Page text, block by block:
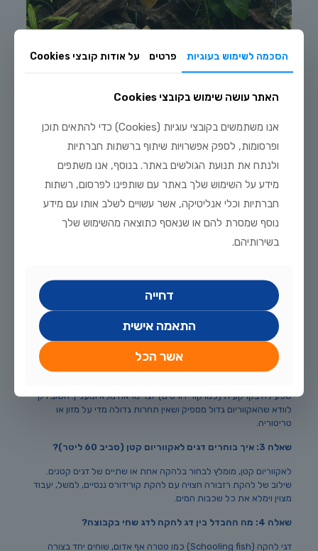
7. ברבוס דובדבן (Cherry Barb)
התוקפניים, ברבוס הדובדבן הוא דג עדין ושליו, במיוחד כאשר מוחזק
ומוכנים לרבייה, ומהווים תוספת צבע מדהימה ורגועה לאקווריום קהילתי.
לאקווריומים גדולים יותר (120 ליטר ומעלה), טטרה קונגו היא בחירה
מלכותית. סנפיריהם הארוכים והמתנפנפים וצבעי הקשת המשתנים על
גופם יוצרים מראה דרמטי ומרשים. הם גדולים יחסית לדגי להקה אחרים,
אך שלווים לחלוטין ומהווים "דג ראווה" נהדר.
שאלות נפוצות
שאלה 1: מה הגודל המינימלי המומלץ ללהקה?
עבור רוב דגי הלהקה הקטנים, מומלץ להתחיל עם קבוצה של 6-8 פרטים
לפחות. מספר זה מאפשר להם להרגיש בטוחים, מפחית תוקפנות פנימית
ומעודד התנהגות טבעית.
שאלה 2: האם אפשר לשלב כמה סוגי להקות באותו אקווריום?
שפעילה בקרקעית (כמו קורידורסים) יוצר מראה מלא ומעניין. חשוב רק
לוודא שהאקווריום גדול מספיק ושאין תחרות גדולה מדי על מזון או
טריטוריה.
שאלה 3: איך בוחרים דגים לאקווריום קטן (סביב 60 ליטר)?
לאקווריום קטן, מומלץ לבחור בלהקה אחת או שתיים של דגים קטנים.
שילוב של להקת רזבורה חצויה עם להקת קורידורס ננסיים, למשל, יעבוד
מצוין וימלא את כל שכבות המים.
שאלה 4: מה ההבדל בין דג להקה לדג שחי בקבוצה?
דגי להקה (Schooling fish) כמו טטרה אף אדום, שוחים יחד בצורה
הסכמה לשימוש בעוגיות פרטים על אודות קובצי Cookies
האתר עושה שימוש בקובצי Cookies
אנו משתמשים בקובצי עוגיות (Cookies) כדי להתאים תוכן
ופרסומות, לספק אפשרויות שיתוף ברשתות חברתיות
ולנתח את תנועת הגולשים באתר. בנוסף, אנו משתפים
מידע על השימוש שלך באתר עם שותפינו לפרסום, רשתות
חברתיות וכלי אנליטיקה, אשר עשויים לשלב אותו עם מידע
נוסף שמסרת להם או שנאסף כתוצאה מהשימוש שלך
בשירותיהם.
דחייה
התאמה אישית
אשר הכל